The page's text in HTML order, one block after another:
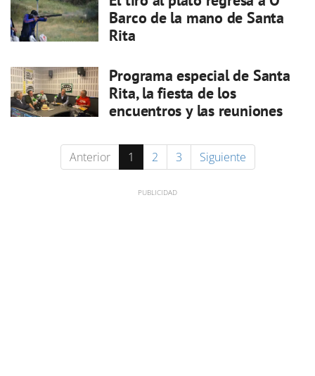
Barco de la mano de Santa
Rita
Programa especial de Santa
Rita, la fiesta de los
encuentros y las reuniones
Anterior 1 2 3 Siguiente